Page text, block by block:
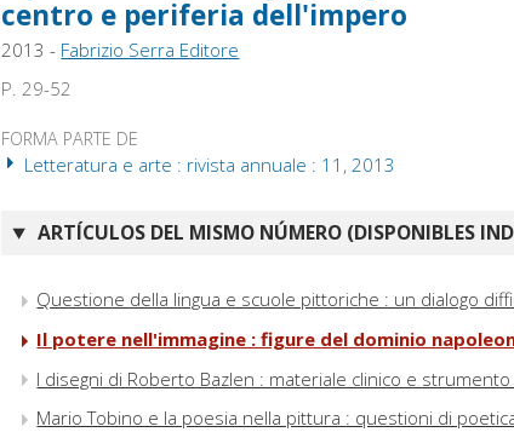
centro e periferia dell'impero
2013 - Fabrizio Serra Editore
P. 29-52
FORMA PARTE DE
Letteratura e arte : rivista annuale : 11, 2013
ARTÍCULOS DEL MISMO NÚMERO (DISPONIBLES
Questione della lingua e scuole pittoriche : un dialogo
Il potere nell'immagine : figure del dominio
I disegni di Roberto Bazlen : materiale clinico e
Mario Tobino e la poesia nella pittura : questioni di